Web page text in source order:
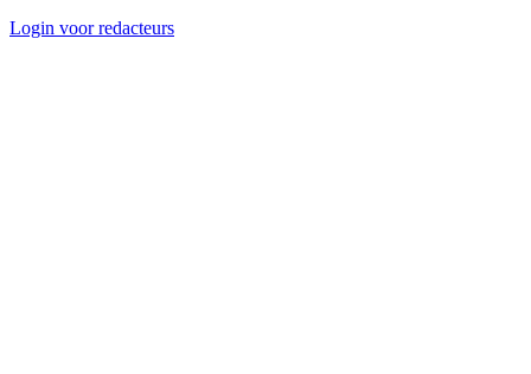
Login voor redacteurs